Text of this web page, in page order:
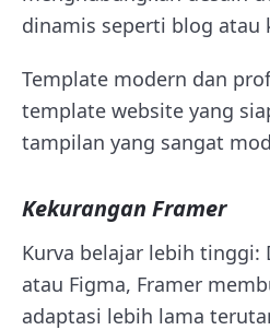
dinamis seperti blog atau
Template modern dan
template website yang
tampilan yang sangat
Kekurangan Framer
Kurva belajar lebih tinggi:
atau Figma, Framer
adaptasi lebih lama